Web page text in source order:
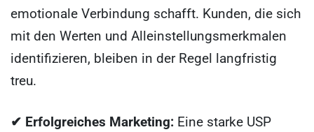
emotionale Verbindung schafft. Kunden, die sich
mit den Werten und Alleinstellungsmerkmalen
identifizieren, bleiben in der Regel langfristig
treu.
✔ Erfolgreiches Marketing: Eine starke USP